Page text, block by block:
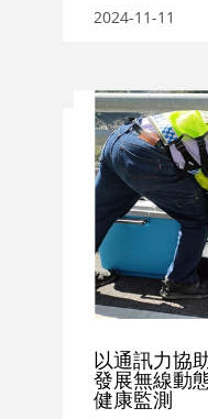
2024-11-11
以通訊力協
發展無線動
健康監測